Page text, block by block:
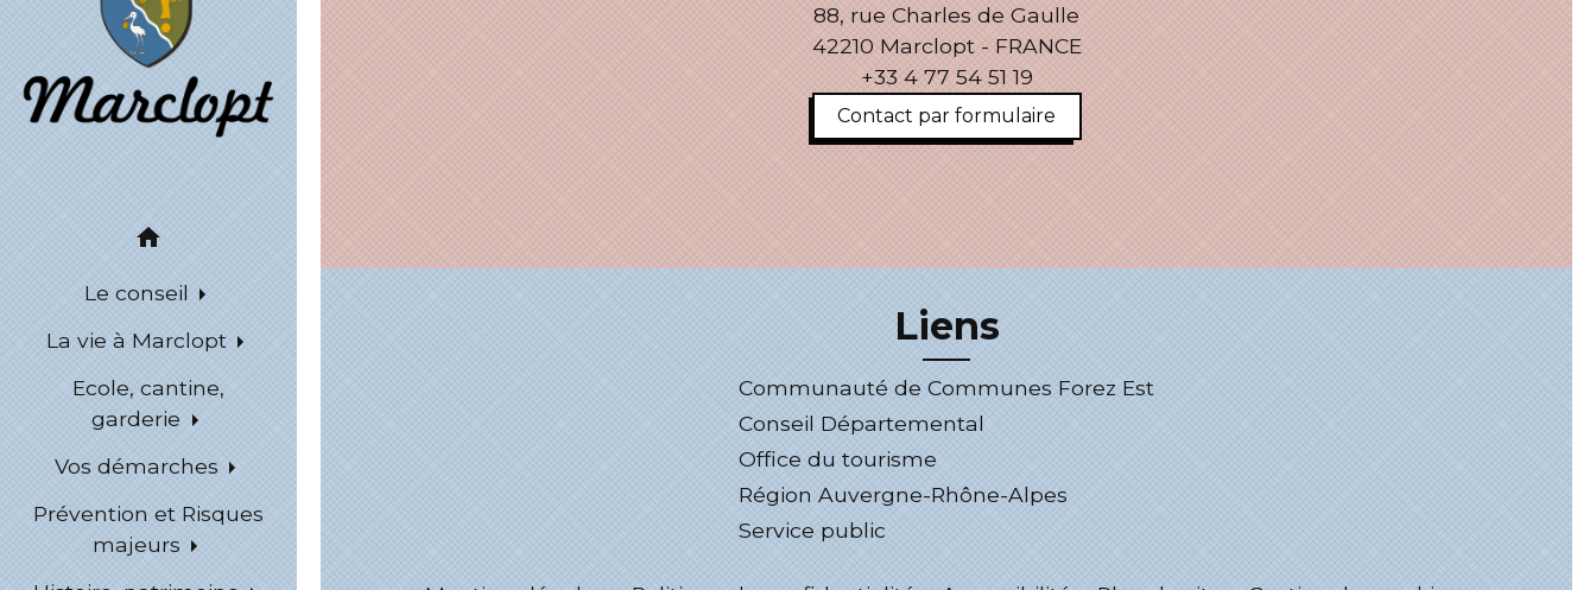
home
Le conseil
La vie à Marclopt
Ecole, cantine,
garderie
Vos démarches
Prévention et Risques
majeurs
88, rue Charles de Gaulle
42210 Marclopt - FRANCE
+33 4 77 54 51 19
Contact par formulaire
Liens
Communauté de Communes Forez Est
Conseil Départemental
Office du tourisme
Région Auvergne-Rhône-Alpes
Service public